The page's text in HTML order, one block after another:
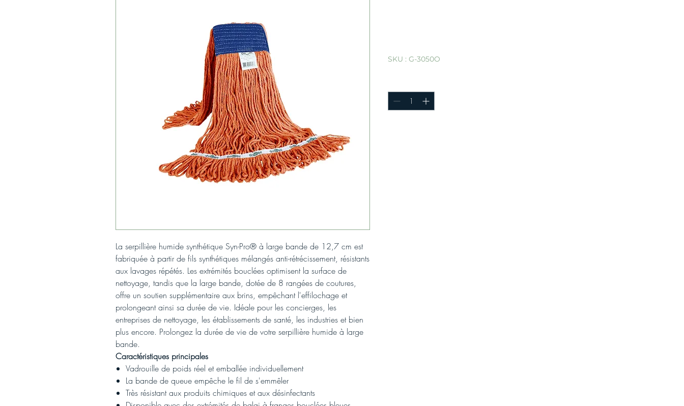
La serpillière humide synthétique Syn-Pro® à large bande de 12,7 cm est
fabriquée à partir de fils synthétiques mélangés anti-rétrécissement, résistants
aux lavages répétés. Les extrémités bouclées optimisent la surface de
nettoyage, tandis que la large bande, dotée de 8 rangées de coutures,
offre un soutien supplémentaire aux brins, empêchant l'effilochage et
prolongeant ainsi sa durée de vie. Idéale pour les concierges, les
entreprises de nettoyage, les établissements de santé, les industries et bien
plus encore. Prolongez la durée de vie de votre serpillière humide à large
bande.
Caractéristiques principales
Vadrouille de poids réel et emballée individuellement
La bande de queue empêche le fil de s'emmêler
Très résistant aux produits chimiques et aux désinfectants
SKU : G-3050O